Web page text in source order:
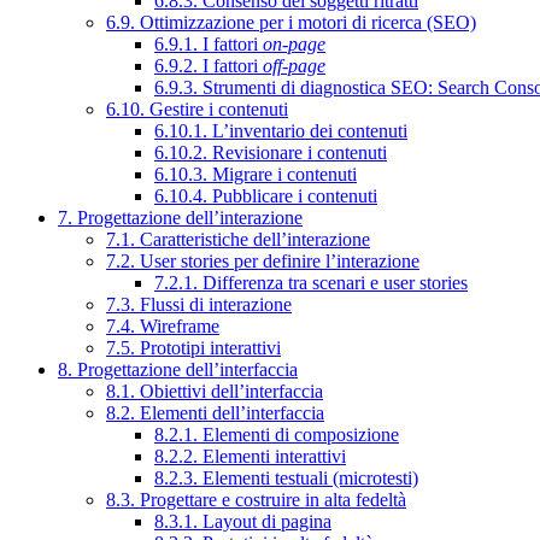
6.9. Ottimizzazione per i motori di ricerca (SEO)
6.9.1. I fattori on-page
6.9.2. I fattori off-page
6.9.3. Strumenti di diagnostica SEO: Search
6.10. Gestire i contenuti
6.10.1. L’inventario dei contenuti
6.10.2. Revisionare i contenuti
6.10.3. Migrare i contenuti
6.10.4. Pubblicare i contenuti
7. Progettazione dell’interazione
7.1. Caratteristiche dell’interazione
7.2. User stories per definire l’interazione
7.2.1. Differenza tra scenari e user stories
7.3. Flussi di interazione
7.4. Wireframe
7.5. Prototipi interattivi
8. Progettazione dell’interfaccia
8.1. Obiettivi dell’interfaccia
8.2. Elementi dell’interfaccia
8.2.1. Elementi di composizione
8.2.2. Elementi interattivi
8.2.3. Elementi testuali (microtesti)
8.3. Progettare e costruire in alta fedeltà
8.3.1. Layout di pagina